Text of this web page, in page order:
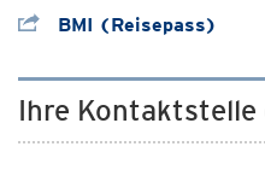
BMI (Reisepass)
Ihre Kontaktstelle